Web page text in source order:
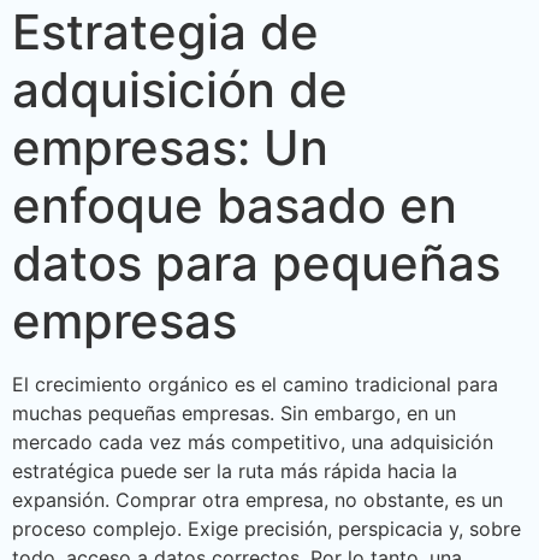
Estrategia de
adquisición de
empresas: Un
enfoque basado en
datos para pequeñas
empresas
El crecimiento orgánico es el camino tradicional para
muchas pequeñas empresas. Sin embargo, en un
mercado cada vez más competitivo, una adquisición
estratégica puede ser la ruta más rápida hacia la
expansión. Comprar otra empresa, no obstante, es un
proceso complejo. Exige precisión, perspicacia y, sobre